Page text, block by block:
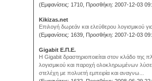
(Εμφανίσεις: 1710, Προσθήκη: 2007-12-03
Kikizas.net
Eπιλογή δωρεάν και ελεύθερου λογισμικού
(Εμφανίσεις: 1639, Προσθήκη: 2007-12-03
Gigabit Ε.Π.Ε.
H Gigabit δραστηριοποιείται στον κλάδο της
λογισμικού και παροχή ολοκληρωμένων
στελέχη με πολυετή εμπειρία και αναγνω...